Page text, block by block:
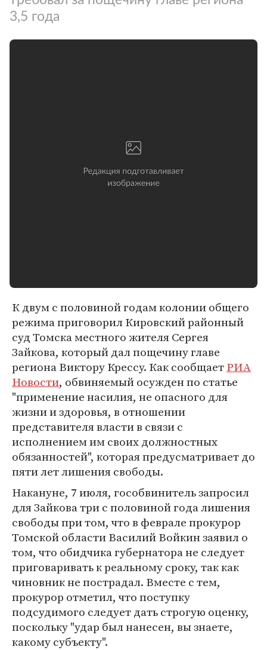
3,5 года
К двум с половиной годам колонии общего
режима приговорил Кировский районный
суд Томска местного жителя Сергея
Зайкова, который дал пощечину главе
региона Виктору Крессу. Как сообщаетРИА
Новости, обвиняемый осужден по статье
"применение насилия, не опасного для
жизни и здоровья, в отношении
представителя власти в связи с
исполнением им своих должностных
обязанностей", которая предусматривает до
пяти лет лишения свободы.
Накануне, 7 июля, гособвинитель запросил
для Зайкова три с половиной года лишения
свободы при том, что в феврале прокурор
Томской области Василий Войкин заявил о
том, что обидчика губернатора не следует
приговаривать к реальному сроку, так как
чиновник не пострадал. Вместе с тем,
прокурор отметил, что поступку
подсудимого следует дать строгую оценку,
поскольку "удар был нанесен, вы знаете,
какому субъекту".